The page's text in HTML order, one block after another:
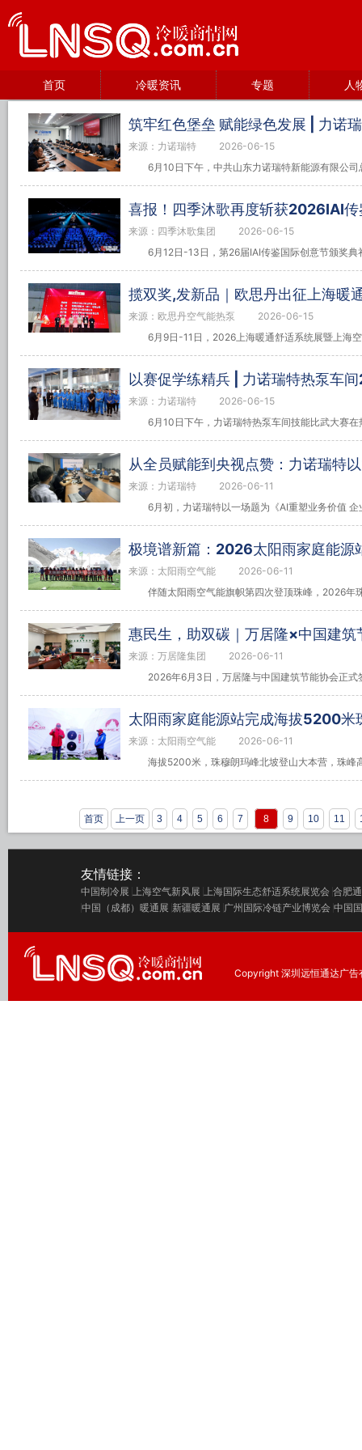
首页 冷暖资讯 专题 人
筑牢红色堡垒 赋能绿色发展 | 力诺
来源：力诺瑞特
2026-06-15
6月10日下午，中共山东力诺瑞特新能源有限公
喜报！四季沐歌再度斩获2026IAI
来源：四季沐歌集团
2026-06-15
6月12日-13日，第26届IAI传鉴国际创意节颁奖典
揽双奖,发新品｜欧思丹出征上海暖
来源：欧思丹空气能热泵
2026-06-15
6月9日-11日，2026上海暖通舒适系统展暨上海
以赛促学练精兵 | 力诺瑞特热泵车
来源：力诺瑞特
2026-06-15
6月10日下午，力诺瑞特热泵车间技能比武大赛
从全员赋能到央视点赞：力诺瑞特
来源：力诺瑞特
2026-06-11
6月初，力诺瑞特以一场题为《AI重塑业务价值
极境谱新篇：2026太阳雨家庭能源
来源：太阳雨空气能
2026-06-11
伴随太阳雨空气能旗帜第四次登顶珠峰，2026年
惠民生，助双碳｜万居隆×中国建
来源：万居隆集团
2026-06-11
2026年6月3日，万居隆与中国建筑节能协会正
太阳雨家庭能源站完成海拔5200米
来源：太阳雨空气能
2026-06-11
海拔5200米，珠穆朗玛峰北坡登山大本营，珠
首页 上一页 3 4 5 6 7 8 9 10 11
友情链接：
中国制冷展 上海空气新风展 上海国际生态舒适系统展览会 合肥
中国（成都）暖通展 新疆暖通展 广州国际冷链产业博览会 中国
Copyright 深圳远恒通达广告